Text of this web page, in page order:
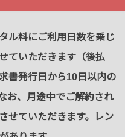
ル料にご利用日数を乗じ
ていただきます（後払
書発行日から10日以内の
お、月途中でご解約され
せていただきます。
レン